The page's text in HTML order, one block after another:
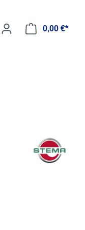
0,00 €*